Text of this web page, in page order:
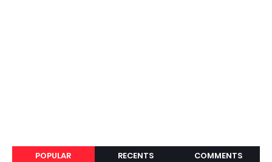
POPULAR RECENTS COMMENTS